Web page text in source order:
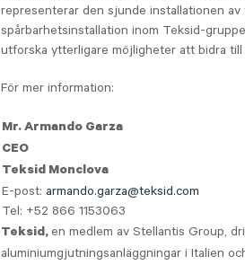
representerar den sjunde installationen
spårbarhetsinstallation inom Teksid-
utforska ytterligare möjligheter att bidra till
För mer information:
Mr. Armando Garza
CEO
Teksid Monclova
E-post: armando.garza@teksid.com
Tel: +52 866 1153063
Teksid,en medlem av Stellantis Group,
aluminiumgjutningsanläggningar i Italien